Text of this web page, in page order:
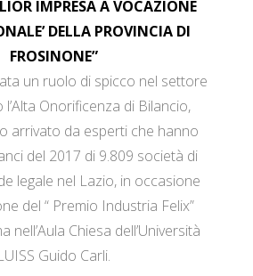
IMPRESA A VOCAZIONE
DELLA PROVINCIA DI
FROSINONE”
un ruolo di spicco nel settore
Onorificenza di Bilancio,
arrivato da esperti che hanno
del 2017 di 9.809 società di
legale nel Lazio, in occasione
del “ Premio Industria Felix”
nell’Aula Chiesa dell’Università
Guido Carli.